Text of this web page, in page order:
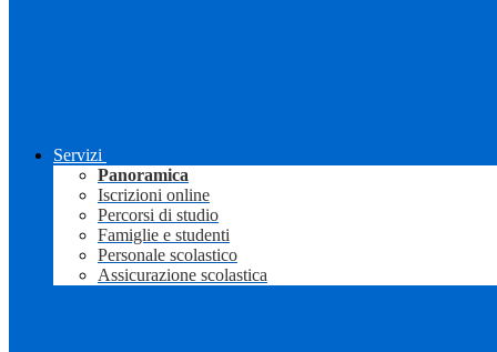
Servizi
Panoramica
Iscrizioni online
Percorsi di studio
Famiglie e studenti
Personale scolastico
Assicurazione scolastica